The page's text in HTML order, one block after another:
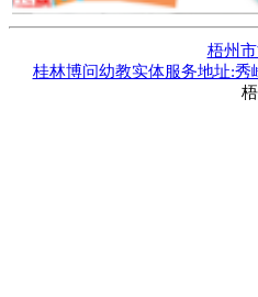
延边人民出版社
云南出版
梧州
桂林博问幼教实体服务地址:秀